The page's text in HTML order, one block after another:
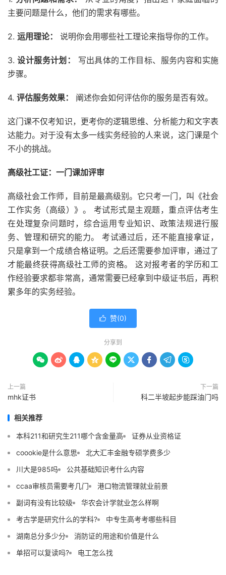
主要问题是什么，他们的需求有哪些。
2. 运用理论： 说明你会用哪些社工理论来指导你的工作。
3.设计服务计划：
写出具体的工作目标、服务内容和实施
步骤。
4. 评估服务效果： 阐述你会如何评估你的服务是否有效。
这门课不仅考知识，更考你的逻辑思维、分析能力和文字表
达能力。对于没有太多一线实务经验的人来说，这门课是个
不小的挑战。
高级社工证：一门课加评审
高级社会工作师，目前是最高级别。它只考一门，叫《社会
工作实务（高级）》。 考试形式是主观题，重点评估考生
在处理复杂问题时，综合运用专业知识、政策法规进行服
务、管理和研究的能力。 考试通过后，还不能直接拿证，
只是拿到一个成绩合格证明。之后还需要参加评审，通过了
才能最终获得高级社工师的资格。 这对报考者的学历和工
作经验要求都非常高，通常需要已经拿到中级证书后，再积
累多年的实务经验。
 赞(0)
分享到
        
上一篇
mhk证书
下一篇
科二半坡起步能踩油门吗
相关推荐
本科211和研究生211哪个含金量高
证券从业资格证
coookie是什么意思
北大汇丰金融专硕学费多少
川大是985吗
公共基础知识考什么内容
ccaa审核员需要考几门
港口物流管理就业前景
副词有没有比较级
华农会计学就业怎么样啊
考古学是研究什么的学科?
中专生高考考哪些科目
湖南总分多少分
消防证的用途和价值是什么
单招可以复读吗?
电工怎么找